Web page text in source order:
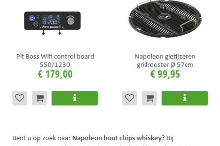
Pit Boss Wifi control board
550/1230
€ 179,00
Napoleon gietijzeren
grillrooster Ø 57cm
€99,95
Bent u op zoek naar Napoleon hout chips whiskey? Bij